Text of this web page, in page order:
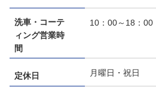
洗車・コーテ
ィング営業時
間
10：00～18：00
定休日 月曜日・祝日